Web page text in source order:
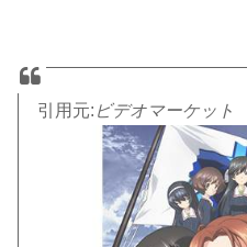
引用元: ビデオマーケット